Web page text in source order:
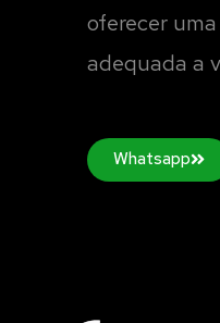
oferecer
adequada a
Whatsapp